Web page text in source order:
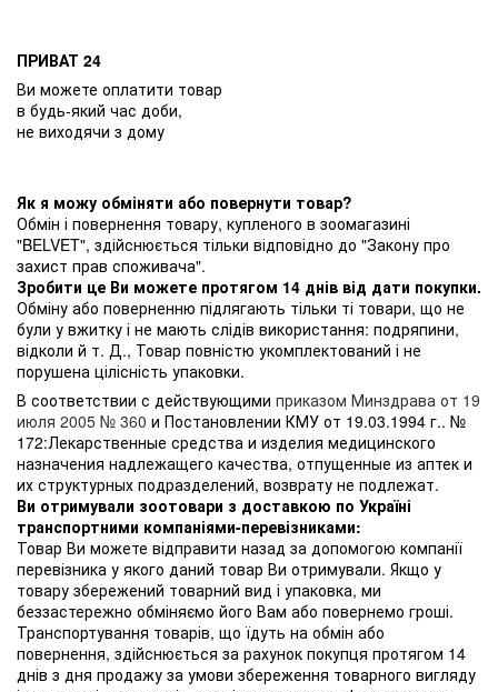
ПРИВАТ 24
Ви можете оплатити товар
в будь-який час доби,
не виходячи з дому
Як я можу обміняти або повернути товар?
Обмін і повернення товару, купленого в зоомагазині
"BELVET", здійснюється тільки відповідно до "Закону про
захист прав споживача".
Зробити це Ви можете протягом 14 днів від дати покупки.
Обміну або поверненню підлягають тільки ті товари, що не
були у вжитку і не мають слідів використання: подряпини,
відколи й т. Д., Товар повністю укомплектований і не
порушена цілісність упаковки.
В соответствии с действующими приказом Минздрава от 19
июля 2005 № 360 и Постановлении КМУ от 19.03.1994 г.. №
172:Лекарственные средства и изделия медицинского
назначения надлежащего качества, отпущенные из аптек и
их структурных подразделений, возврату не подлежат.
Ви отримували зоотовари з доставкою по Україні
транспортними компаніями-перевізниками:
Товар Ви можете відправити назад за допомогою компанії
перевізника у якого даний товар Ви отримували. Якщо у
товару збережений товарний вид і упаковка, ми
беззастережно обміняємо його Вам або повернемо гроші.
Транспортування товарів, що їдуть на обмін або
повернення, здійснюється за рахунок покупця протягом 14
днів з дня продажу за умови збереження товарного вигляду